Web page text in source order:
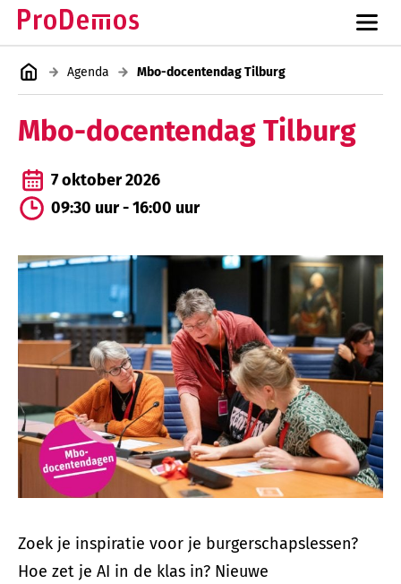
Agenda Mbo-docentendag Tilburg
Mbo-docentendag Tilburg
7 oktober 2026
09:30 uur - 16:00 uur
Zoek je inspiratie voor je burgerschapslessen?
Hoe zet je AI in de klas in? Nieuwe